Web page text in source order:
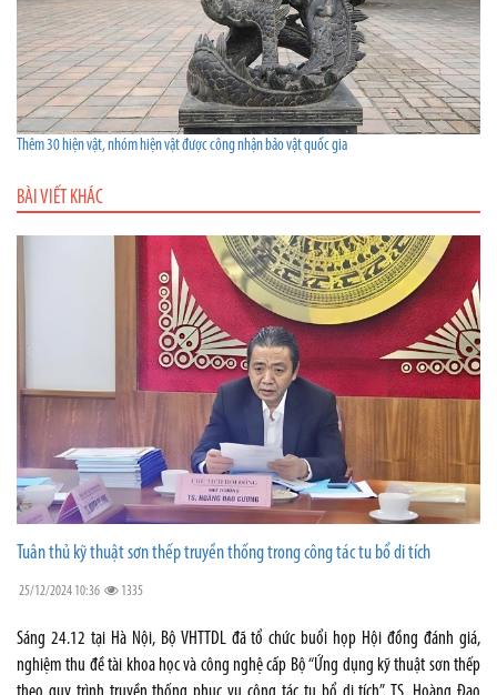
Thêm 30 hiện vật, nhóm hiện vật được công nhận bảo vật quốc gia
BÀI VIẾT KHÁC
Tuân thủ kỹ thuật sơn thếp truyền thống trong công tác tu bổ di tích
25/12/2024 10:36 1335
Sáng 24.12 tại Hà Nội, Bộ VHTTDL đã tổ chức buổi họp Hội đồng đánh giá,
nghiệm thu đề tài khoa học và công nghệ cấp Bộ “Ứng dụng kỹ thuật sơn thếp